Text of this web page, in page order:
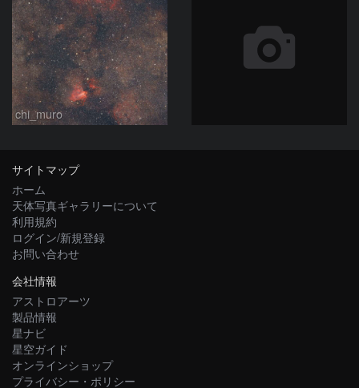
chi_muro
サイトマップ
ホーム
天体写真ギャラリーについて
利用規約
ログイン/新規登録
お問い合わせ
会社情報
アストロアーツ
製品情報
星ナビ
星空ガイド
オンラインショップ
プライバシー・ポリシー